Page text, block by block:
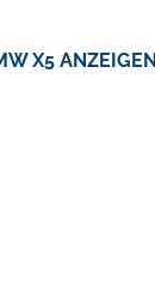
X5 ANZEIGEN